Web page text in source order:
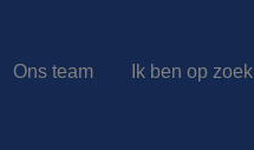
Ons team Ik ben op zoek